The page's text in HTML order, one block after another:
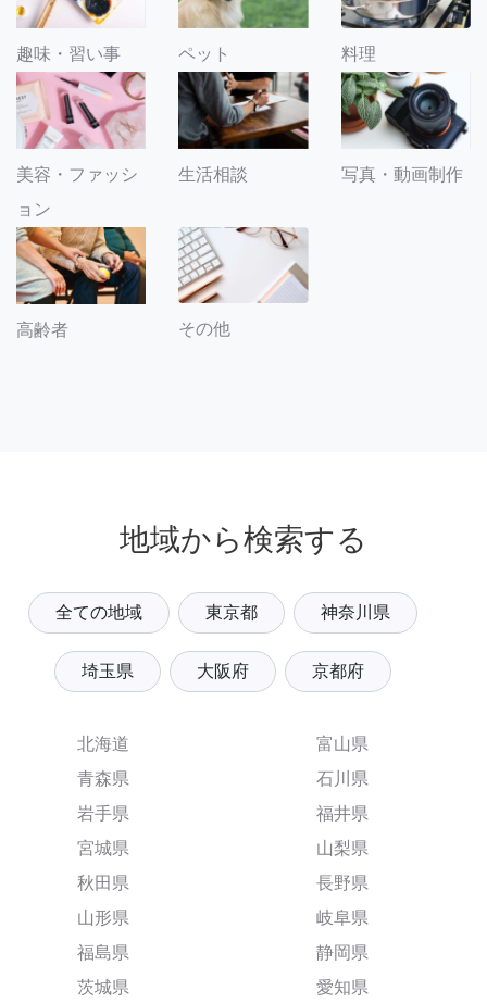
趣味・習い事 ペット 料理
美容・ファッシ
ョン
生活相談 写真・動画制作
高齢者 その他
地域から検索する
全ての地域 東京都 神奈川県
埼玉県 大阪府 京都府
北海道
青森県
岩手県
宮城県
秋田県
山形県
福島県
茨城県
富山県
石川県
福井県
山梨県
長野県
岐阜県
静岡県
愛知県